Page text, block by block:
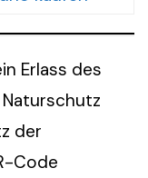
Erlass des
der
Code